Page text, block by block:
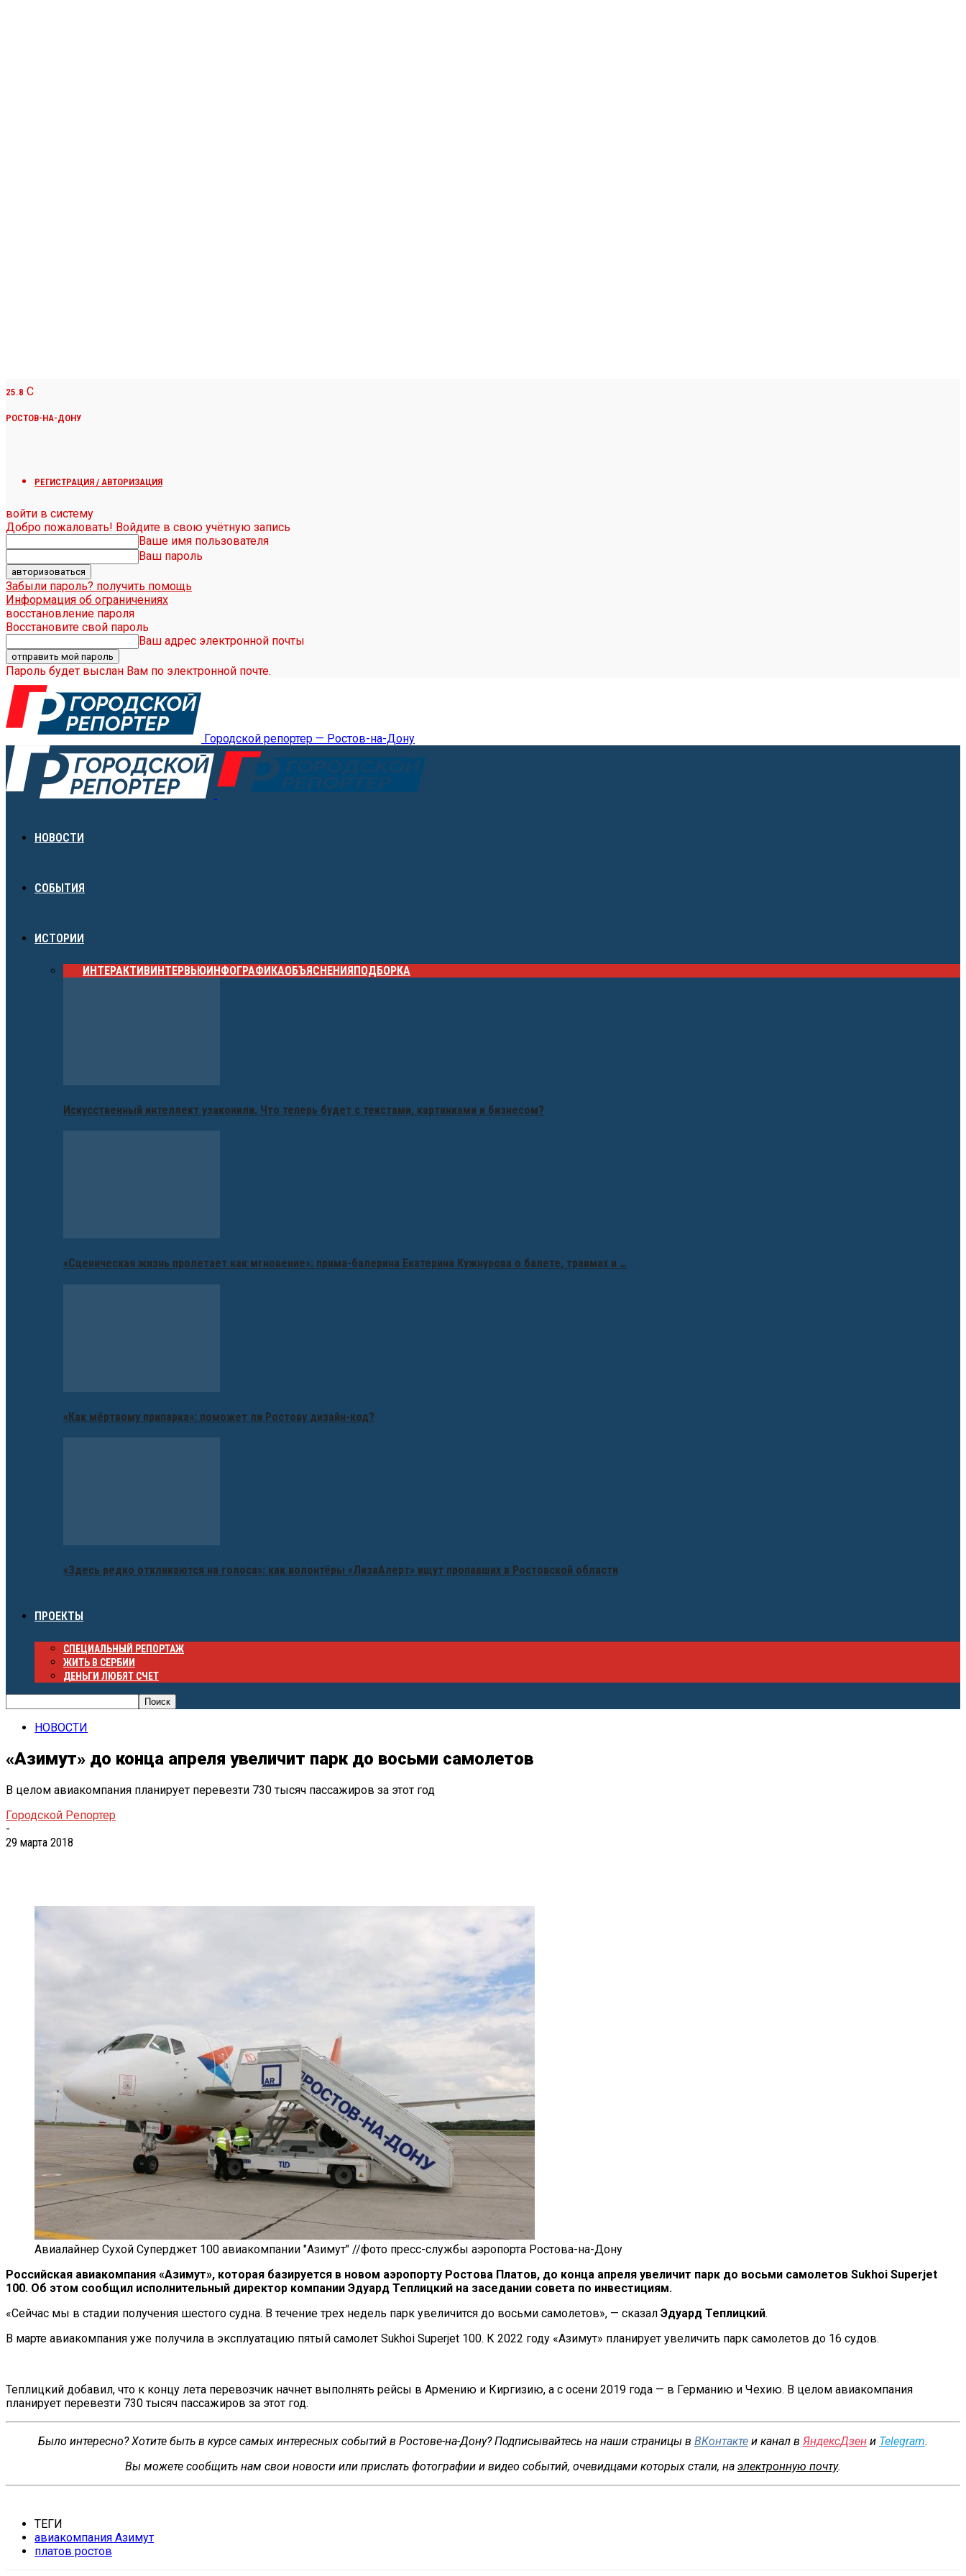
25.8 C
РОСТОВ-НА-ДОНУ
РЕГИСТРАЦИЯ / АВТОРИЗАЦИЯ
войти в систему
Добро пожаловать! Войдите в свою учётную запись
Ваше имя пользователя
Ваш пароль
Забыли пароль? получить помощь
Информация об ограничениях
восстановление пароля
Восстановите свой пароль
Ваш адрес электронной почты
Пароль будет выслан Вам по электронной почте.
Городской репортер — Ростов-на-Дону
НОВОСТИ
СОБЫТИЯ
ИСТОРИИ
ИНТЕРАКТИВИНТЕРВЬЮИНФОГРАФИКАОБЪЯСНЕНИЯПОДБОРКА
Искусственный интеллект узаконили. Что теперь будет с текстами, картинками и бизнесом?
«Сценическая жизнь пролетает как мгновение»: прима-балерина Екатерина Кужнурова о балете, травмах и …
«Как мёртвому припарка»: поможет ли Ростову дизайн-код?
«Здесь редко откликаются на голоса»: как волонтёры «ЛизаАлерт» ищут пропавших в Ростовской области
ПРОЕКТЫ
СПЕЦИАЛЬНЫЙ РЕПОРТАЖ
ЖИТЬ В СЕРБИИ
ДЕНЬГИ ЛЮБЯТ СЧЕТ
НОВОСТИ
«Азимут» до конца апреля увеличит парк до восьми самолетов
В целом авиакомпания планирует перевезти 730 тысяч пассажиров за этот год
Городской Репортер
-
29 марта 2018
Авиалайнер Сухой Суперджет 100 авиакомпании "Азимут" //фото пресс-службы аэропорта Ростова-на-Дону
Российская авиакомпания «Азимут», которая базируется в новом аэропорту Ростова Платов, до конца апреля увеличит парк до восьми самолетов Sukhoi Superjet
100. Об этом сообщил исполнительный директор компании Эдуард Теплицкий на заседании совета по инвестициям.
«Сейчас мы в стадии получения шестого судна. В течение трех недель парк увеличится до восьми самолетов», — сказал Эдуард Теплицкий.
В марте авиакомпания уже получила в эксплуатацию пятый самолет Sukhoi Superjet 100. К 2022 году «Азимут» планирует увеличить парк самолетов до 16 судов.
Теплицкий добавил, что к концу лета перевозчик начнет выполнять рейсы в Армению и Киргизию, а с осени 2019 года — в Германию и Чехию. В целом авиакомпания
планирует перевезти 730 тысяч пассажиров за этот год.
Было интересно? Хотите быть в курсе самых интересных событий в Ростове-на-Дону? Подписывайтесь на наши страницы в ВКонтакте и канал в ЯндексДзен и Telegram.
Вы можете сообщить нам свои новости или прислать фотографии и видео событий, очевидцами которых стали, на электронную почту.
ТЕГИ
авиакомпания Азимут
платов ростов